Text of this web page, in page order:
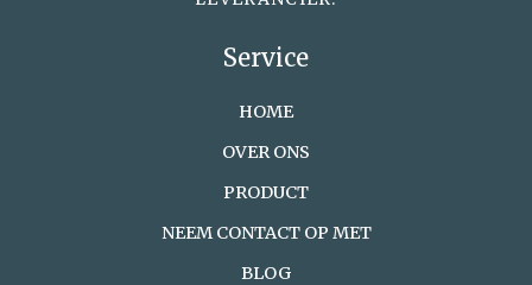
Service
HOME
OVER ONS
PRODUCT
NEEM CONTACT OP MET
BLOG